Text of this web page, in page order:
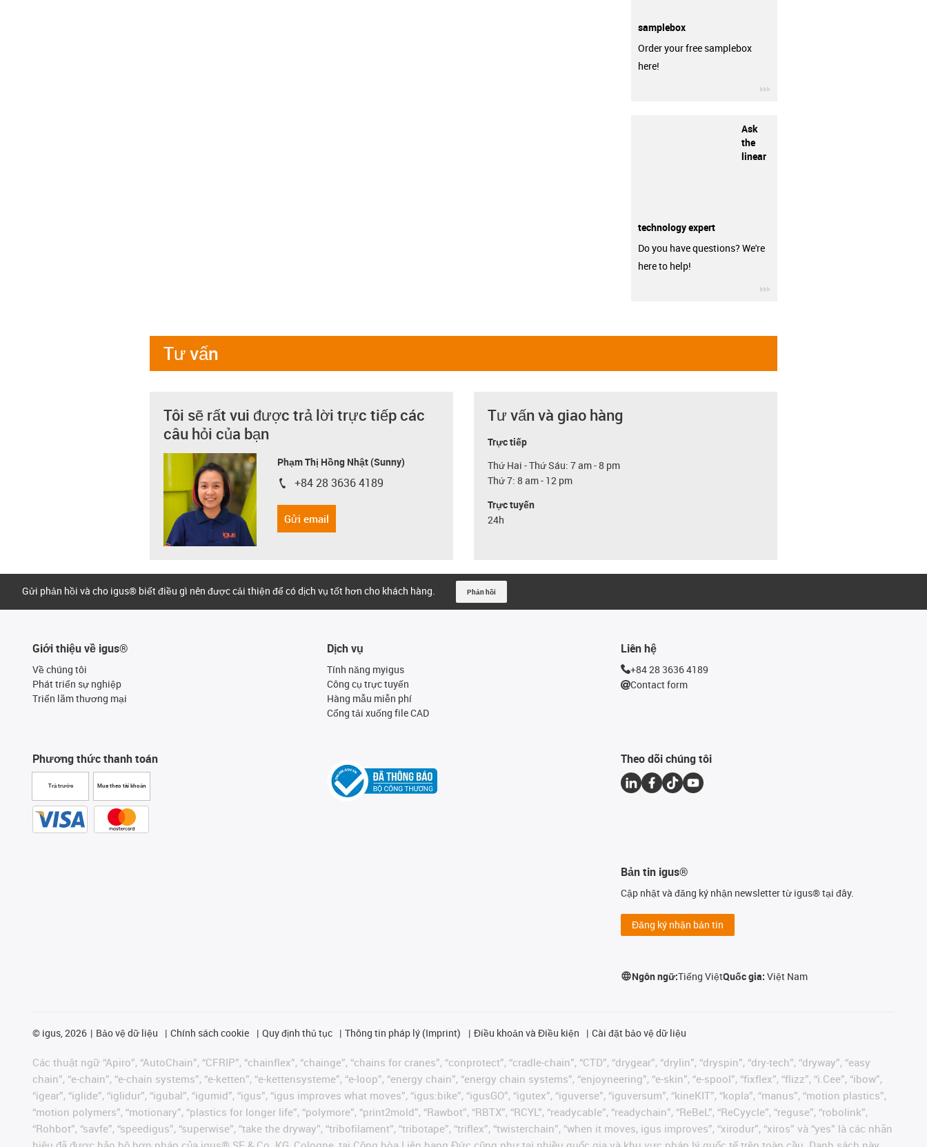
samplebox
Order your free samplebox
here!
Ask
the
linear
technology expert
Do you have questions? We're
here to help!
Tư vấn
Tôi sẽ rất vui được trả lời trực tiếp các
câu hỏi của bạn
Phạm Thị Hồng Nhật (Sunny)
igus-icon-phone
+84 28 3636 4189
Gửi email
Tư vấn và giao hàng
Trực tiếp
Thứ Hai - Thứ Sáu: 7 am - 8 pm
Thứ 7: 8 am - 12 pm
Trực tuyến
24h
Gửi phản hồi và cho igus® biết điều gì nên được cải thiện để có dịch vụ tốt hơn cho khách hàng. Phản hồi
Giới thiệu về igus®
Về chúng tôi
Phát triển sự nghiệp
Triển lãm thương mại
Phương thức thanh toán
Trả trước Mua theo tài khoản
Dịch vụ
Tính năng myigus
Công cụ trực tuyến
Hàng mẫu miễn phí
Cổng tải xuống file CAD
Liên hệ
+84 28 3636 4189
Contact form
Theo dõi chúng tôi
Bản tin igus®
Cập nhật và đăng ký nhận newsletter từ igus® tại đây.
Đăng ký nhận bản tin
Ngôn ngữ:Tiếng ViệtQuốc gia:Việt Nam
© igus, 2026 Bảo vệ dữ liệu Chính sách cookie Quy định thủ tục Thông tin pháp lý (Imprint) Điều khoản và Điều kiện Cài đặt bảo vệ dữ liệu
Các thuật ngữ “Apiro”, “AutoChain”, “CFRIP”, “chainflex”, “chainge”, “chains for cranes”, “conprotect”, “cradle-chain”, “CTD”, “drygear”, “drylin”, “dryspin”, “dry-tech”, “dryway”, “easy
chain”, “e-chain”, “e-chain systems”, “e-ketten”, “e-kettensysteme”, “e-loop”, “energy chain”, “energy chain systems”, “enjoyneering”, “e-skin”, “e-spool”, “fixflex”, “flizz”, “i.Cee”, “ibow”,
“igear”, “iglide”, “iglidur”, “igubal”, “igumid”, “igus”, “igus improves what moves”, “igus:bike”, “igusGO”, “igutex”, “iguverse”, “iguversum”, “kineKIT”, “kopla”, “manus”, “motion plastics”,
“motion polymers”, “motionary”, “plastics for longer life”, “polymore”, “print2mold”, “Rawbot”, “RBTX”, “RCYL”, “readycable”, “readychain”, “ReBeL”, “ReCyycle”, “reguse”, “robolink”,
“Rohbot”, “savfe”, “speedigus”, “superwise”, “take the dryway”, “tribofilament”, “tribotape”, “triflex”, “twisterchain”, “when it moves, igus improves”, “xirodur”, “xiros” và “yes” là các nhãn